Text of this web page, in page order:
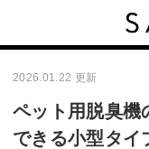
2026.01.22 更新
ペット用脱臭機
できる小型タイ